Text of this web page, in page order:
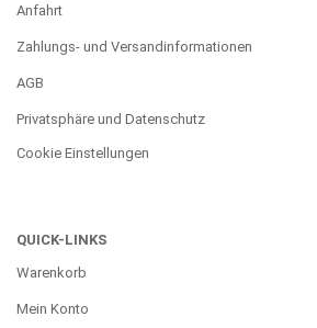
Anfahrt
Zahlungs- und Versandinformationen
AGB
Privatsphäre und Datenschutz
Cookie Einstellungen
QUICK-LINKS
Warenkorb
Mein Konto